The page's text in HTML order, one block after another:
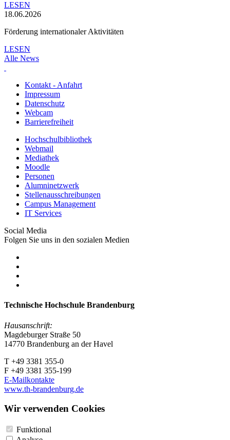
LESEN
18.06.2026
Förderung internationaler Aktivitäten
LESEN
Alle News
Kontakt - Anfahrt
Impressum
Datenschutz
Webcam
Barrierefreiheit
Hochschulbibliothek
Webmail
Mediathek
Moodle
Personen
Alumninetzwerk
Stellenausschreibungen
Campus Management
IT Services
Social Media
Folgen Sie uns in den sozialen Medien
Technische Hochschule Brandenburg
Hausanschrift:
Magdeburger Straße 50
14770 Brandenburg an der Havel
T +49 3381 355-0
F +49 3381 355-199
E-Mailkontakte
www.th-brandenburg.de
Wir verwenden Cookies
Funktional